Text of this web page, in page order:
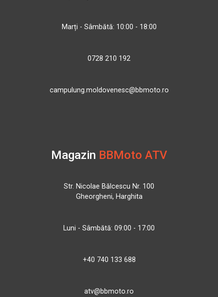
Marți - Sâmbătă: 10:00 - 18:00
0728 210 192
campulung.moldovenesc@bbmoto.ro
Magazin BBMoto ATV
Str. Nicolae Bălcescu Nr. 100
Gheorgheni, Harghita
Luni - Sâmbătă: 09:00 - 17:00
+40 740 133 688
atv@bbmoto.ro